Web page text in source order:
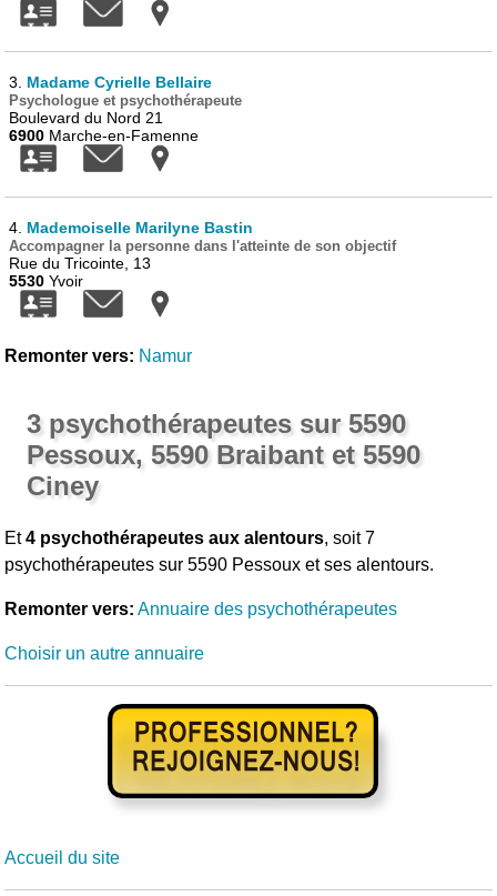
3. Madame Cyrielle Bellaire
Psychologue et psychothérapeute
Boulevard du Nord 21
6900 Marche-en-Famenne
4. Mademoiselle Marilyne Bastin
Accompagner la personne dans l'atteinte de son objectif
Rue du Tricointe, 13
5530 Yvoir
Remonter vers: Namur
3 psychothérapeutes sur 5590
Pessoux, 5590 Braibant et 5590
Ciney
Et4 psychothérapeutes aux alentours, soit 7
psychothérapeutes sur 5590 Pessoux et ses alentours.
Remonter vers: Annuaire des psychothérapeutes
Choisir un autre annuaire
Accueil du site